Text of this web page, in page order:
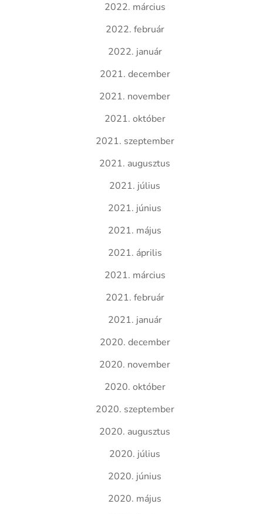
2022. március
2022. február
2022. január
2021. december
2021. november
2021. október
2021. szeptember
2021. augusztus
2021. július
2021. június
2021. május
2021. április
2021. március
2021. február
2021. január
2020. december
2020. november
2020. október
2020. szeptember
2020. augusztus
2020. július
2020. június
2020. május